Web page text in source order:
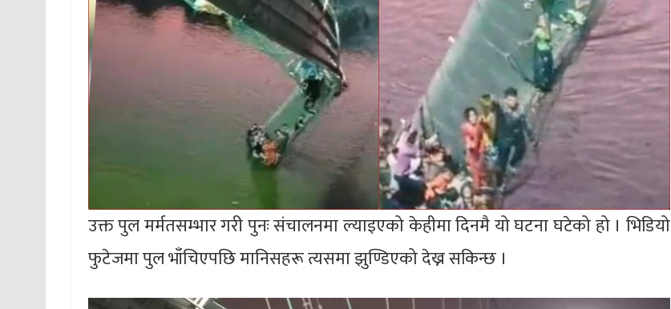
उक्त पुल मर्मतसम्भार गरी पुनः संचालनमा ल्याइएको केहीमा दिनमै यो घटना घटेको हो । भिडियो
फुटेजमा पुल भाँचिएपछि मानिसहरू त्यसमा झुण्डिएको देख्न सकिन्छ ।